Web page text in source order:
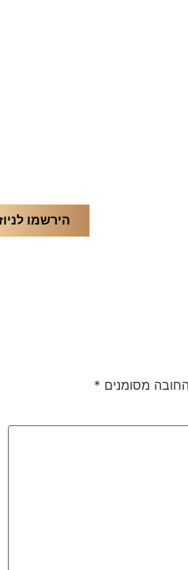
מסומנים *
הירשמו